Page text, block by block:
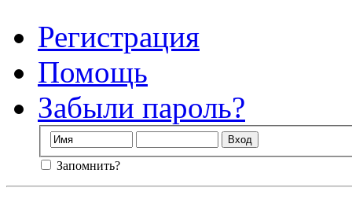
Регистрация
Помощь
Забыли пароль?
Запомнить?